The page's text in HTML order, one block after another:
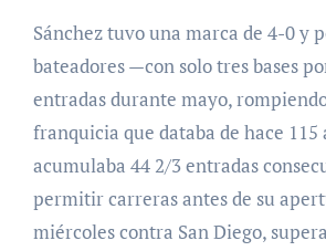
Sánchez tuvo una marca de 4-0 y
bateadores —con solo tres bases
entradas durante mayo,
franquicia que databa de hace 115
acumulaba 44 2/3 entradas
permitir carreras antes de su
miércoles contra San Diego,